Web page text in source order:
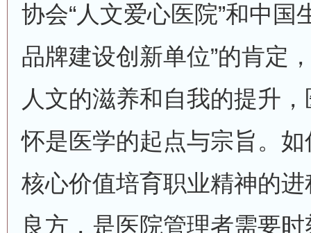
协会“人文爱心医院”和中国
品牌建设创新单位”的肯定
人文的滋养和自我的提升
怀是医学的起点与宗旨。
核心价值培育职业精神的进
良方，是医院管理者需要